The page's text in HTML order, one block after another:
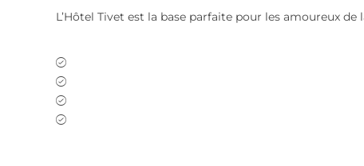
L’Hôtel Tivet est la base parfaite pour les amoureux